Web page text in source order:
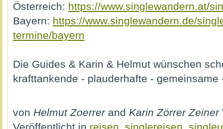
Österreich: https://www.singlewandern.at/
Bayern: https://www.singlewandern.de/
termine/bayern
Die Guides & Karin & Helmut wünschen
krafttankende - plauderhafte - gemeinsame
von Helmut Zoerrerand Karin Zörrer Zeiner